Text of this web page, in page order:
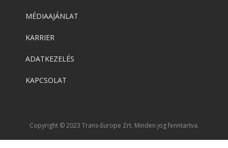
MÉDIAAJÁNLAT
KARRIER
ADATKEZELÉS
KAPCSOLAT
Copyright © 2023 Trans-Europe Zrt. Minden jog fenntartva.